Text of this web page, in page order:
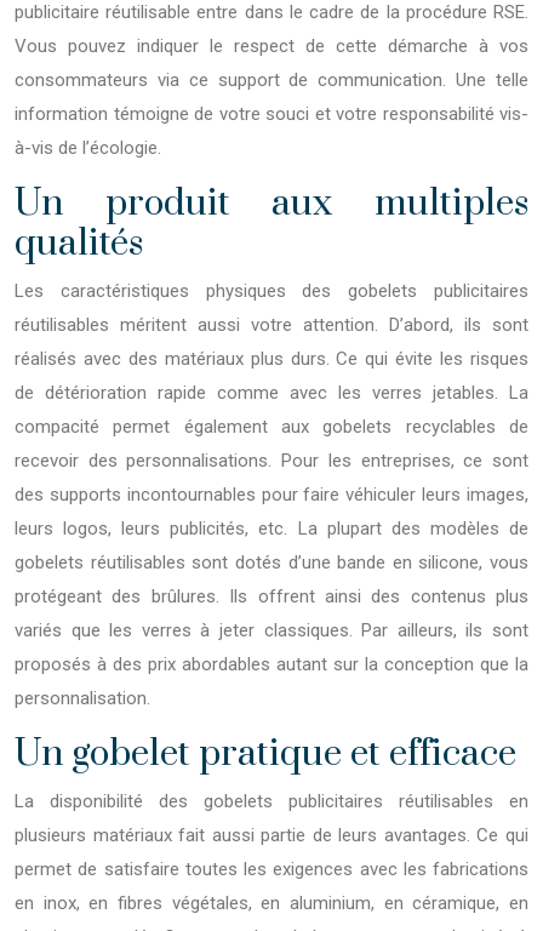
publicitaire réutilisable entre dans le cadre de la procédure RSE.
Vous pouvez indiquer le respect de cette démarche à vos
consommateurs via ce support de communication. Une telle
information témoigne de votre souci et votre responsabilité vis-
à-vis de l’écologie.
Un produit aux multiples
qualités
Les caractéristiques physiques des gobelets publicitaires
réutilisables méritent aussi votre attention. D’abord, ils sont
réalisés avec des matériaux plus durs. Ce qui évite les risques
de détérioration rapide comme avec les verres jetables. La
compacité permet également aux gobelets recyclables de
recevoir des personnalisations. Pour les entreprises, ce sont
des supports incontournables pour faire véhiculer leurs images,
leurs logos, leurs publicités, etc. La plupart des modèles de
gobelets réutilisables sont dotés d’une bande en silicone, vous
protégeant des brûlures. Ils offrent ainsi des contenus plus
variés que les verres à jeter classiques. Par ailleurs, ils sont
proposés à des prix abordables autant sur la conception que la
personnalisation.
Un gobelet pratique et efficace
La disponibilité des gobelets publicitaires réutilisables en
plusieurs matériaux fait aussi partie de leurs avantages. Ce qui
permet de satisfaire toutes les exigences avec les fabrications
en inox, en fibres végétales, en aluminium, en céramique, en